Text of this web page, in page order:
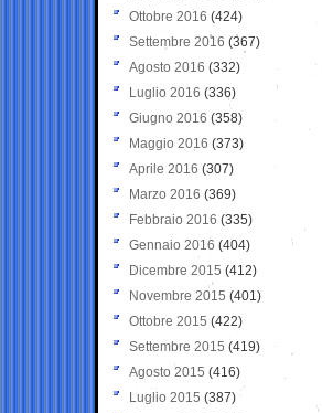
Ottobre 2016 (424)
Settembre 2016 (367)
Agosto 2016 (332)
Luglio 2016 (336)
Giugno 2016 (358)
Maggio 2016 (373)
Aprile 2016 (307)
Marzo 2016 (369)
Febbraio 2016 (335)
Gennaio 2016 (404)
Dicembre 2015 (412)
Novembre 2015 (401)
Ottobre 2015 (422)
Settembre 2015 (419)
Agosto 2015 (416)
Luglio 2015 (387)